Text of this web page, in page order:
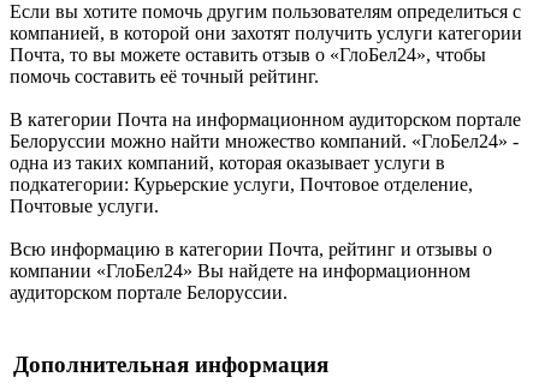
Если вы хотите помочь другим пользователям определиться с
компанией, в которой они захотят получить услуги категории
Почта, то вы можете оставить отзыв о «ГлоБел24», чтобы
помочь составить её точный рейтинг.
В категории Почта на информационном аудиторском портале
Белоруссии можно найти множество компаний. «ГлоБел24» -
одна из таких компаний, которая оказывает услуги в
подкатегории: Курьерские услуги, Почтовое отделение,
Почтовые услуги.
Всю информацию в категории Почта, рейтинг и отзывы о
компании «ГлоБел24» Вы найдете на информационном
аудиторском портале Белоруссии.
Дополнительная информация